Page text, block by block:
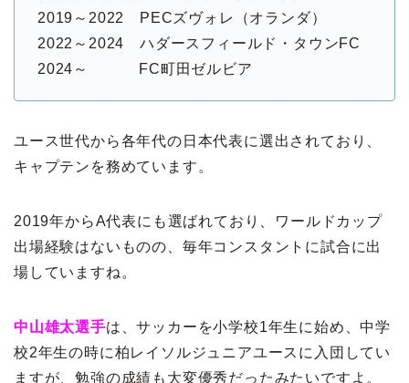
2019～2022 PECズヴォレ（オランダ）
2022～2024 ハダースフィールド・タウンFC
2024～ FC町田ゼルビア
ユース世代から各年代の日本代表に選出されており、
キャプテンを務めています。
2019年からA代表にも選ばれており、ワールドカップ
出場経験はないものの、毎年コンスタントに試合に出
場していますね。
中山雄太選手は、サッカーを小学校1年生に始め、中学
校2年生の時に柏レイソルジュニアユースに入団してい
ますが、勉強の成績も大変優秀だったみたいですよ。